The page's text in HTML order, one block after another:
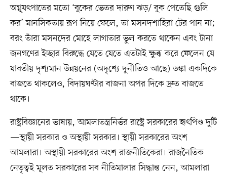
অগ্নু্যৎপাতের মতো ‘বুকের ভেতর দারুণ ঝড়/ বুক পেতেছি গুলি
কর’ মানসিকতায় রূপ নিয়ে ফেলে, তা মসনদশাহিরা টের পান না;
বরং তাঁরা মসনদের মোহে লাগাতার ভুল করতে থাকেন এবং টানা
জনগণের ইচ্ছার বিরুদ্ধে যেতে যেতে এতটাই ক্ষুব্ধ করে ফেলেন যে
যাবতীয় দৃশ্যমান উন্নয়নের (অদৃশ্যে দুর্নীতিও আছে) ডঙ্কা একদিকে
বাজতে থাকলেও, বিদায়ঘণ্টার বাজনা অপর দিকে দ্রুত বাজতে
থাকে।
রাষ্ট্রবিজ্ঞানের ভাষায়, আমলাতন্ত্রনির্ভর রাষ্ট্রে সরকারের হৃৎপিণ্ড দুটি
—স্থায়ী সরকার ও অস্থায়ী সরকার। স্থায়ী সরকারের অংশ
আমলারা। অস্থায়ী সরকারের অংশ রাজনীতিকেরা। রাজনৈতিক
নেতৃত্বই মূলত সরকারের সব নীতিমালার সিদ্ধান্ত নেন, আমলারা